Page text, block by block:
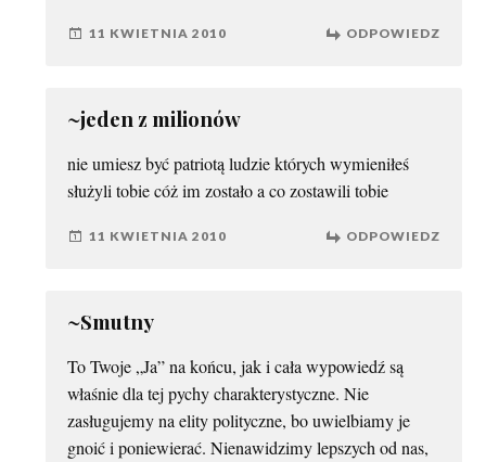
11 KWIETNIA 2010 ODPOWIEDZ
~jeden z milionów
nie umiesz być patriotą ludzie których wymieniłeś
służyli tobie cóż im zostało a co zostawili tobie
11 KWIETNIA 2010 ODPOWIEDZ
~Smutny
To Twoje „Ja” na końcu, jak i cała wypowiedź są
właśnie dla tej pychy charakterystyczne. Nie
zasługujemy na elity polityczne, bo uwielbiamy je
gnoić i poniewierać. Nienawidzimy lepszych od nas,